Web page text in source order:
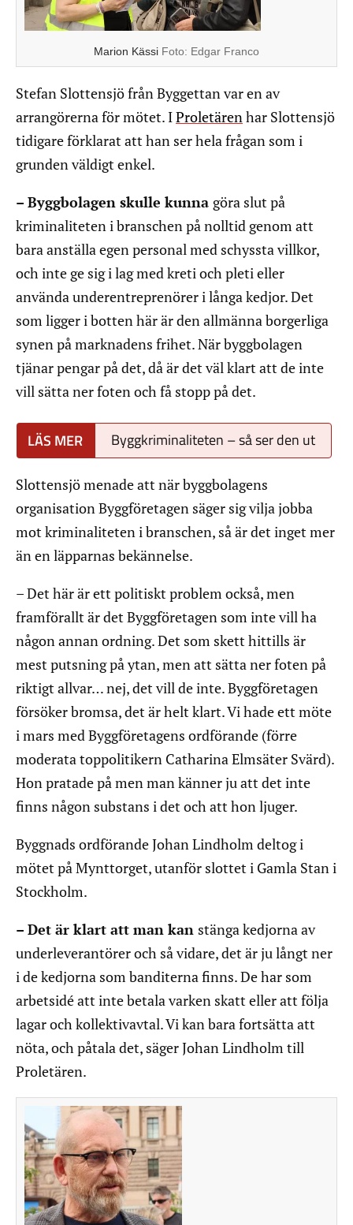
Marion Kässi Foto: Edgar Franco
Stefan Slottensjö från Byggettan var en av
arrangörerna för mötet. IProletärenhar Slottensjö
tidigare förklarat att han ser hela frågan som i
grunden väldigt enkel.
– Byggbolagen skulle kunna göra slut på
kriminaliteten i branschen på nolltid genom att
bara anställa egen personal med schyssta villkor,
och inte ge sig i lag med kreti och pleti eller
använda underentreprenörer i långa kedjor. Det
som ligger i botten här är den allmänna borgerliga
synen på marknadens frihet. När byggbolagen
tjänar pengar på det, då är det väl klart att de inte
vill sätta ner foten och få stopp på det.
Byggkriminaliteten – så ser den ut
Slottensjö menade att när byggbolagens
organisation Byggföretagen säger sig vilja jobba
mot kriminaliteten i branschen, så är det inget mer
än en läpparnas bekännelse.
– Det här är ett politiskt problem också, men
framförallt är det Byggföretagen som inte vill ha
någon annan ordning. Det som skett hittills är
mest putsning på ytan, men att sätta ner foten på
riktigt allvar… nej, det vill de inte. Byggföretagen
försöker bromsa, det är helt klart. Vi hade ett möte
i mars med Byggföretagens ordförande (förre
moderata toppolitikern Catharina Elmsäter Svärd).
Hon pratade på men man känner ju att det inte
finns någon substans i det och att hon ljuger.
Byggnads ordförande Johan Lindholm deltog i
mötet på Mynttorget, utanför slottet i Gamla Stan i
Stockholm.
– Det är klart att man kan stänga kedjorna av
underleverantörer och så vidare, det är ju långt ner
i de kedjorna som banditerna finns. De har som
arbetsidé att inte betala varken skatt eller att följa
lagar och kollektivavtal. Vi kan bara fortsätta att
nöta, och påtala det, säger Johan Lindholm till
Proletären.